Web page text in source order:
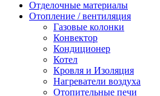
Отделочные материалы
Отопление / вентиляция
Газовые колонки
Конвектор
Кондиционер
Котел
Кровля и Изоляция
Нагреватели воздуха
Отопительные печи